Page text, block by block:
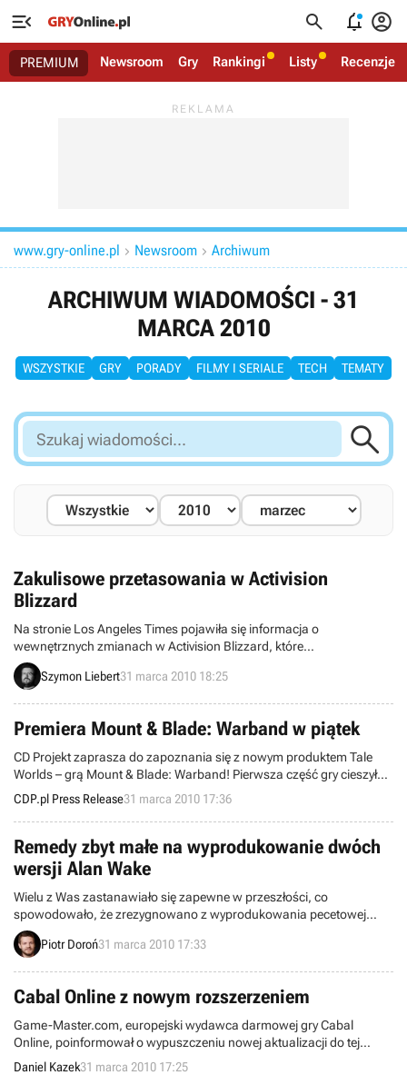
   
PREMIUM Newsroom Gry Rankingi Listy Recenzje
www.gry-online.pl  Newsroom  Archiwum
ARCHIWUM WIADOMOŚCI - 31
MARCA 2010
WSZYSTKIE GRY PORADY FILMY I SERIALE TECH TEMATY
Szukaj
wiadomości...

Zakulisowe przetasowania w Activision
Blizzard
Na stronie Los Angeles Times pojawiła się informacja o
wewnętrznych zmianach w Activision Blizzard, które
przedsiębiorstwo przeprowadziło najwyraźniej w tajemnicy przed
światem i inwestorami. Wygląda na to, że koncern podzielił się na
Szymon Liebert31 marca 2010 18:25
Premiera Mount & Blade: Warband w piątek
CD Projekt zaprasza do zapoznania się z nowym produktem Tale
Worlds – grą Mount & Blade: Warband! Pierwsza część gry cieszyła
się ogromnym powodzeniem i stała się jednym z największych
zaskoczeń roku 2008 oraz bestsellerem. Warband to kontynuacja tej
udanej produkcji z całą masą nowości zmieniających rozgrywkę
takich jak: rewolucyjny multiplayer, usprawniony silnik graficzny oraz
rozbudowaną kampanię jednoosobową.
CDP.pl Press Release31 marca 2010 17:36
Remedy zbyt małe na wyprodukowanie dwóch
wersji Alan Wake
Wielu z Was zastanawiało się zapewne w przeszłości, co
spowodowało, że zrezygnowano z wyprodukowania pecetowej
wersji Alan Wake. Wydaje się, że ostateczną odpowiedź na to
nurtujące pytanie udzielił Oskari Hakkinen z Remedy Studios, który
Piotr Doroń31 marca 2010 17:33
Cabal Online z nowym rozszerzeniem
Game-Master.com, europejski wydawca darmowej gry Cabal
Online, poinformował o wypuszczeniu nowej aktualizacji do tej
popularnej pozycji z gatunku MMOcRPG. Dodatek zwie się Illusion
Castle i poza dwoma nowymi lochami oraz zmienionym interfejsem
Daniel Kazek31 marca 2010 17:25